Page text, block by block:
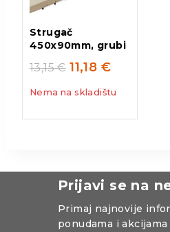
Strugač
450x90mm, grubi
13,15€ 11,18 €
Nema na skladištu
Prijavi se na
Primaj najnovije
ponudama i akcijama